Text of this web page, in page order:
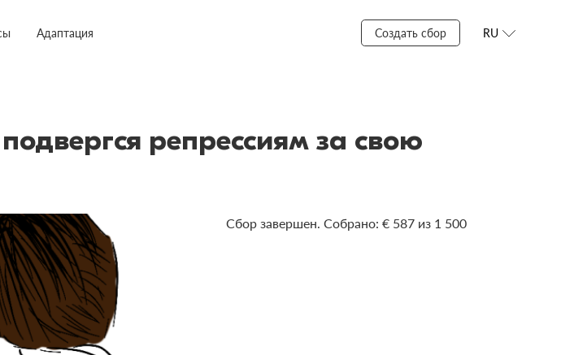
Адаптация Создать сбор RU
репрессиям за свою
Сбор завершен. Собрано: € 587 из 1 500